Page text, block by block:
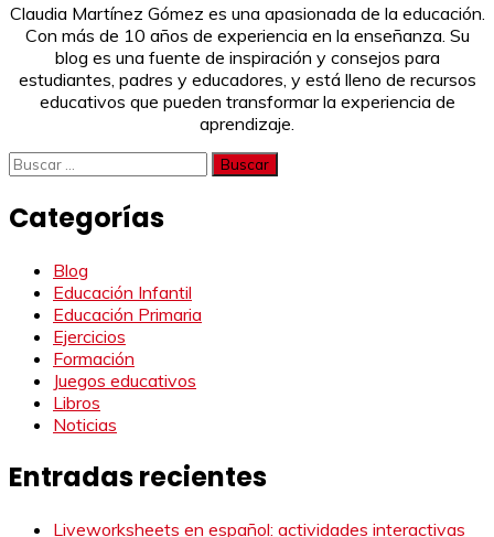
Claudia Martínez Gómez es una apasionada de la educación.
Con más de 10 años de experiencia en la enseñanza. Su
blog es una fuente de inspiración y consejos para
estudiantes, padres y educadores, y está lleno de recursos
educativos que pueden transformar la experiencia de
aprendizaje.
Buscar:
Categorías
Blog
Educación Infantil
Educación Primaria
Ejercicios
Formación
Juegos educativos
Libros
Noticias
Entradas recientes
Liveworksheets en español: actividades interactivas